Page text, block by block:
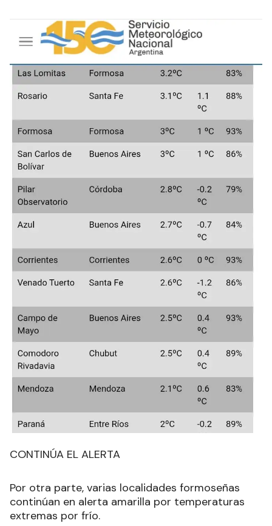
CONTINÚA EL ALERTA
Por otra parte, varias localidades formoseñas
continúan en alerta amarilla por temperaturas
extremas por frío.